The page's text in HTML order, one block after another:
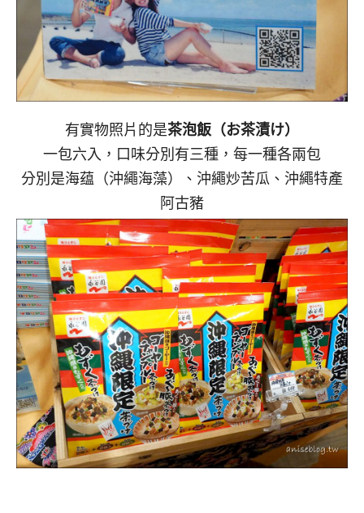
有實物照片的是茶泡飯（お茶漬け）
一包六入，口味分別有三種，每一種各兩包
分別是海蕴（沖繩海藻）、沖繩炒苦瓜、沖繩特產
阿古豬